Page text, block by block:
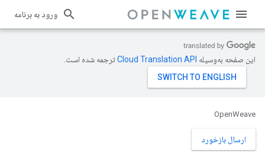
ورود به برنامه
این صفحه به‌وسیله ترجمه شده است.
OpenWeave
ارسال بازخورد